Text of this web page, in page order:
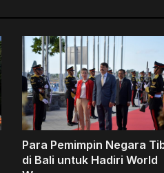
Para Pemimpin Negara
di Bali untuk Hadiri World